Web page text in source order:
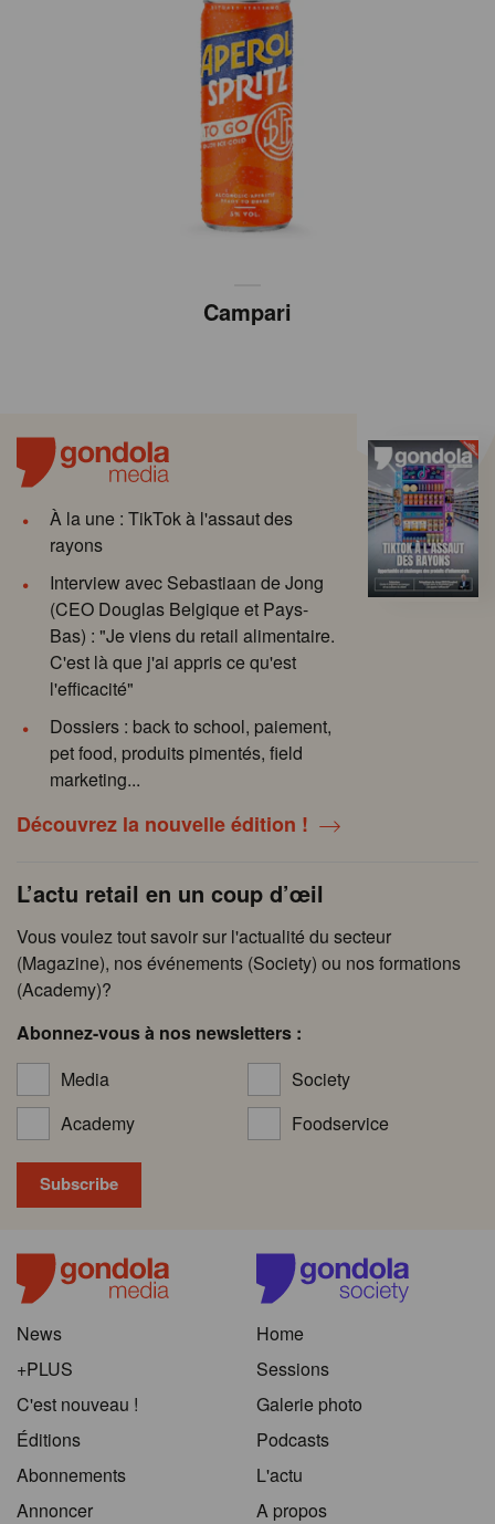
Campari
À la une : TikTok à l'assaut des
rayons
Interview avec Sebastiaan de Jong
(CEO Douglas Belgique et Pays-
Bas) : "Je viens du retail alimentaire.
C'est là que j'ai appris ce qu'est
l'efficacité"
Dossiers : back to school, paiement,
pet food, produits pimentés, field
marketing...
Découvrez la nouvelle édition !
L’actu retail en un coup d’œil
Vous voulez tout savoir sur l'actualité du secteur
(Magazine), nos événements (Society) ou nos formations
(Academy)?
Abonnez-vous à nos newsletters :
Media
Society
Academy
Foodservice
News
+PLUS
C'est nouveau !
Éditions
Abonnements
Annoncer
Home
Sessions
Galerie photo
Podcasts
L'actu
A propos